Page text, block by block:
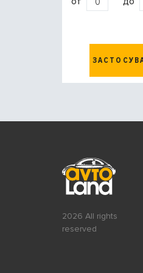
2026 All rights
reserved